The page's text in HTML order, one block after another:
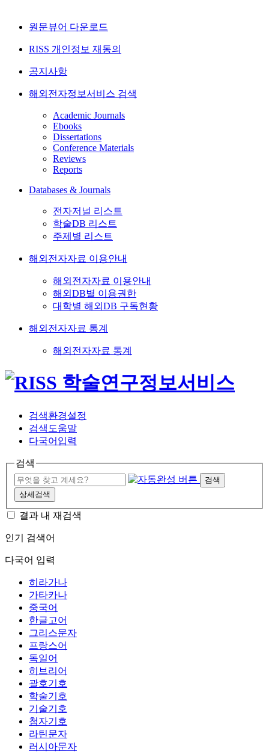
원문뷰어 다운로드
RISS 개인정보 재동의
공지사항
해외전자정보서비스 검색
Academic Journals
Ebooks
Dissertations
Conference Materials
Reviews
Reports
Databases & Journals
전자저널 리스트
학술DB 리스트
주제별 리스트
해외전자자료 이용안내
해외전자자료 이용안내
해외DB별 이용권한
대학별 해외DB 구독현황
해외전자자료 통계
해외전자자료 통계
검색환경설정
검색도움말
다국어입력
검색
검색
상세검색
결과 내 재검색
인기 검색어
다국어 입력
히라가나
가타카나
중국어
한글고어
그리스문자
프랑스어
독일어
히브리어
괄호기호
학술기호
기술기호
첨자기호
라틴문자
러시아문자